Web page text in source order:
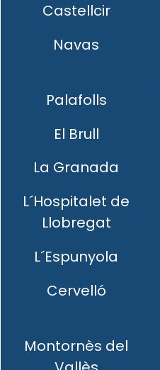
Castellcir
Navas
Palafolls
El Brull
La Granada
L´Hospitalet de
Llobregat
L´Espunyola
Cervelló
Montornès del